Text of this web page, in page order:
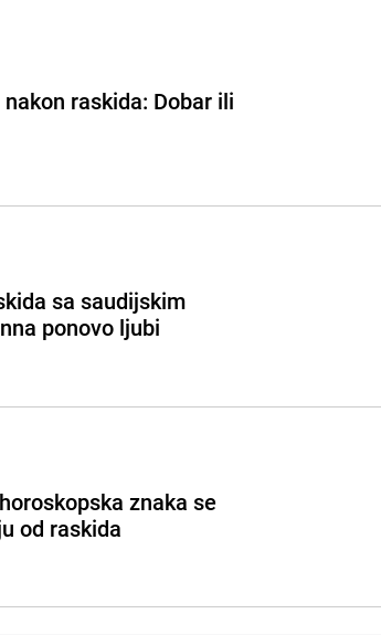
raskida: Dobar ili
sa saudijskim
ponovo ljubi
znaka se
od raskida